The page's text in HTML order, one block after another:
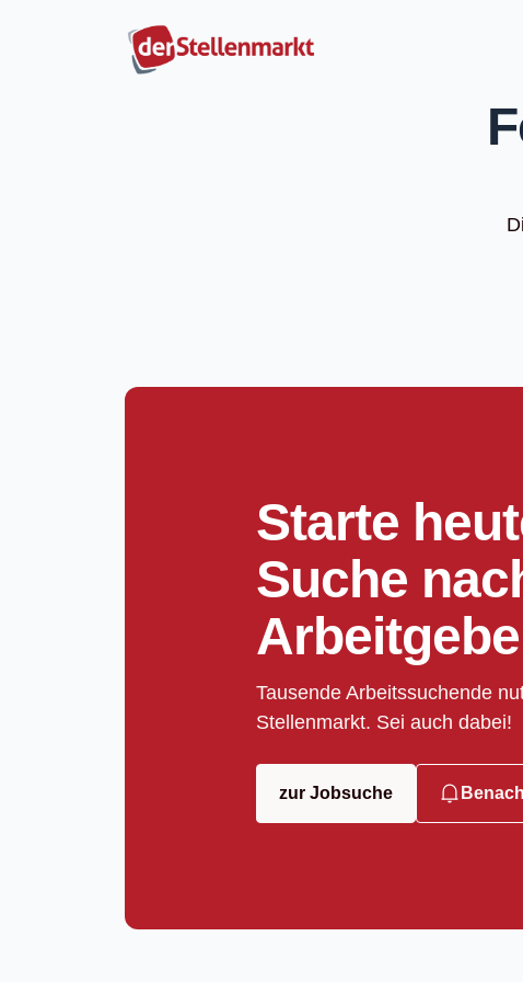
Starte
Suche
Tausende Arbeitssuchende
Stellenmarkt. Sei auch dabei!
zur Jobsuche